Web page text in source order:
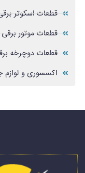
قطعات اسکوتر
قطعات موتور برقی
قطعات دوچرخه
اکسسوری و لوازم